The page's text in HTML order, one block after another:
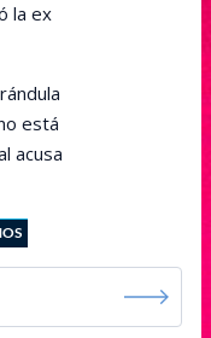
la ex
está
acusa